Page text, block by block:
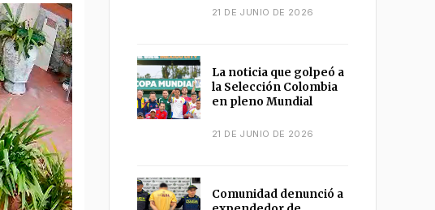
21 DE JUNIO DE 2026
La noticia que golpeó a
la Selección Colombia
en pleno Mundial
21 DE JUNIO DE 2026
Comunidad denunció a